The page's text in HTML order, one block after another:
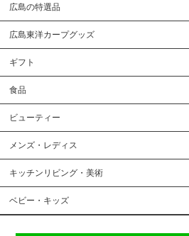
広島の特選品
広島東洋カープグッズ
ギフト
食品
ビューティー
メンズ・レディス
キッチンリビング・美術
ベビー・キッズ